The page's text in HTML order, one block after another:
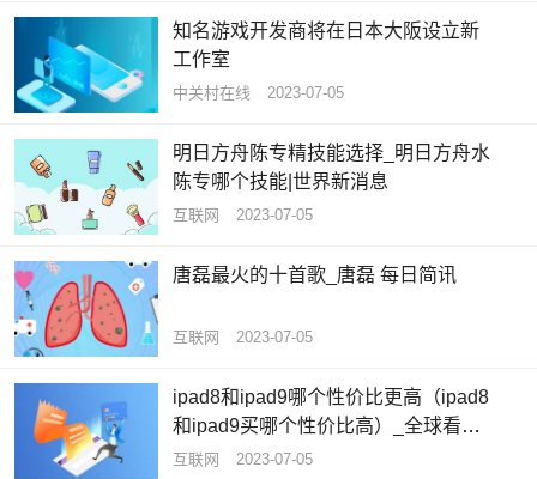
知名游戏开发商将在日本大阪设立新
工作室
中关村在线 2023-07-05
明日方舟陈专精技能选择_明日方舟水
陈专哪个技能|世界新消息
互联网 2023-07-05
唐磊最火的十首歌_唐磊 每日简讯
互联网 2023-07-05
ipad8和ipad9哪个性价比更高（ipad8
和ipad9买哪个性价比高）_全球看热
讯
互联网 2023-07-05